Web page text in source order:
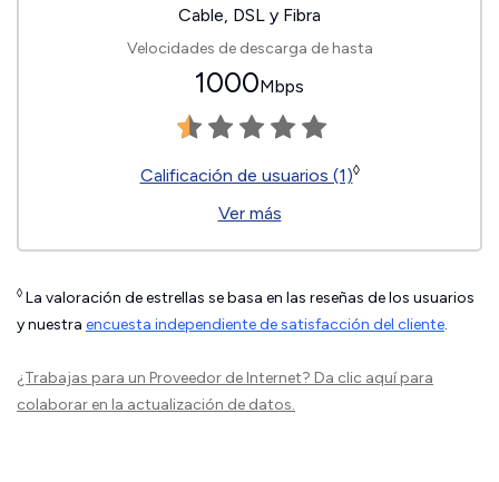
Cable, DSL y Fibra
Velocidades de descarga de hasta
1000Mbps
Calificación de usuarios (1)◊
Ver más
◊ La valoración de estrellas se basa en las reseñas de los usuarios
y nuestra encuesta independiente de satisfacción del cliente.
¿Trabajas para un Proveedor de Internet? Da clic aquípara
colaborar en la actualización de datos.